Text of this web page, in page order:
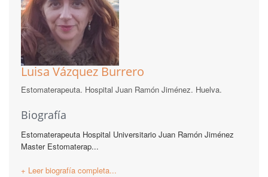
Luisa Vázquez Burrero
Estomaterapeuta. Hospital Juan Ramón Jiménez. Huelva.
Biografía
Estomaterapeuta Hospital Universitario Juan Ramón Jiménez
Master Estomaterap...
+ Leer biografía completa...